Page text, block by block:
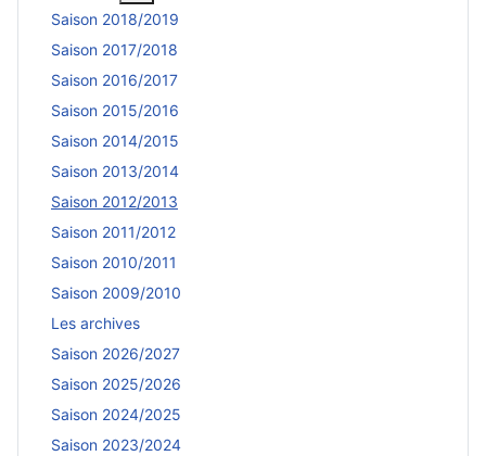
Saison 2018/2019
Saison 2017/2018
Saison 2016/2017
Saison 2015/2016
Saison 2014/2015
Saison 2013/2014
Saison 2012/2013
Saison 2011/2012
Saison 2010/2011
Saison 2009/2010
Les archives
Saison 2026/2027
Saison 2025/2026
Saison 2024/2025
Saison 2023/2024